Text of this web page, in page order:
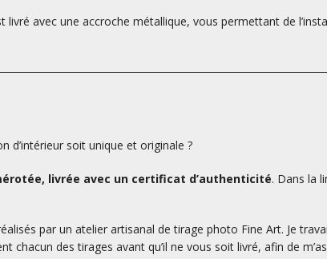
livré avec une accroche métallique, vous permettant de
d’intérieur soit unique et originale ?
livrée avec un certificat d’authenticité. Dans la
par un atelier artisanal de tirage photo Fine Art. Je
chacun des tirages avant qu’il ne vous soit livré, afin de